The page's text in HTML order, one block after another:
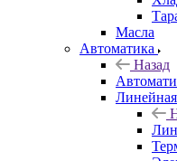
Масла
Автоматика
Назад